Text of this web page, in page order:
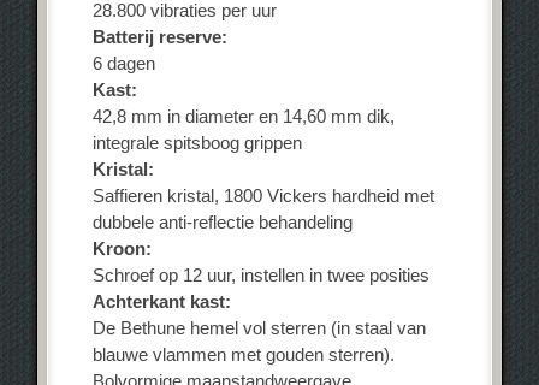
28.800 vibraties per uur
Batterij reserve:
6 dagen
Kast:
42,8 mm in diameter en 14,60 mm dik,
integrale spitsboog grippen
Kristal:
Saffieren kristal, 1800 Vickers hardheid met
dubbele anti-reflectie behandeling
Kroon:
Schroef op 12 uur, instellen in twee posities
Achterkant kast:
De Bethune hemel vol sterren (in staal van
blauwe vlammen met gouden sterren).
Bolvormige maanstandweergave.